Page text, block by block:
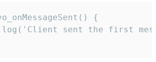
{
sent the first